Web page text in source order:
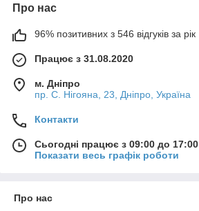
Про нас
96% позитивних з 546 відгуків за рік
Працює з 31.08.2020
м. Дніпро
пр. С. Нігояна, 23, Дніпро, Україна
Контакти
Сьогодні працює з 09:00 до 17:00
Показати весь графік роботи
Про нас